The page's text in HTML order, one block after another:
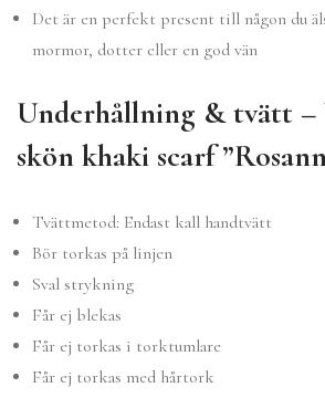
Det är en perfekt present till någon du
mormor, dotter eller en god vän
Underhållning & tvätt –
skön khaki scarf
Tvättmetod: Endast kall handtvätt
Bör torkas på linjen
Sval strykning
Får ej blekas
Får ej torkas i torktumlare
Får ej torkas med hårtork